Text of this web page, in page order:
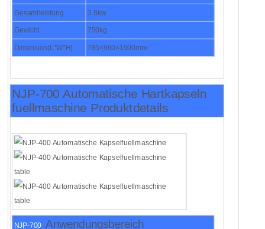
Gesamtleistung 3.8kw
Gewicht 750kg
Dimension(L*W*H) 785×960×1900mm
NJP-700 Automatische Hartkapseln
fuellmaschine Produktdetails
NJP-700Anwendungsbereich